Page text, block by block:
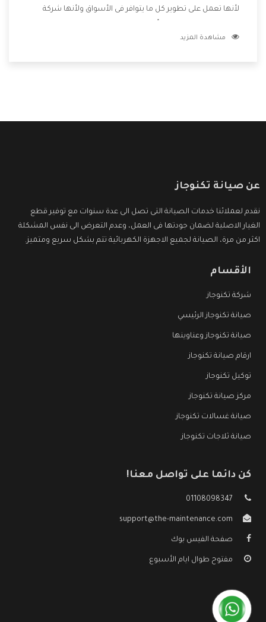
لأنها تعمل على تطوير كل ما يتوافر فى الأسواق ولأنها شركة
وتقدم للعملاء أقوى العروض والخصومات التى تسهل على
مشاهدة المزيد
عن صيانة تكنوجاز
نقدم لعملائنا خدمات الصيانة التى تصل الى عدة سنوات مع توفير قطع
الغيار الاصلية لضمان جودتها فى العمل، وعدم التعرض الى نفس المشكلة
اكثر من مرة، الصيانة لجميع الاجهزة الكهربائية تتم بشكل سريع ومتميز.
الأقسام
شركة تكنوجاز
صيانة تكنوجاز الرئيسي
صيانة تكنوجاز وعناوينها
ارقام صيانة تكنوجاز
توكيل تكنوجاز
مركز صيانة تكنوجاز
صيانة غسالات تكنوجاز
صيانة ثلاجات تكنوجاز
كن دائما على تواصل معنا!
01108098347
support@the-maintenance.com
صفحة الفيس بوك
مفتوح طوال ايام الأسبوع